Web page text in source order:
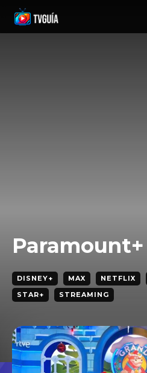
Paramount+
DISNEY+ MAX NETFLIX
STAR+
STREAMING